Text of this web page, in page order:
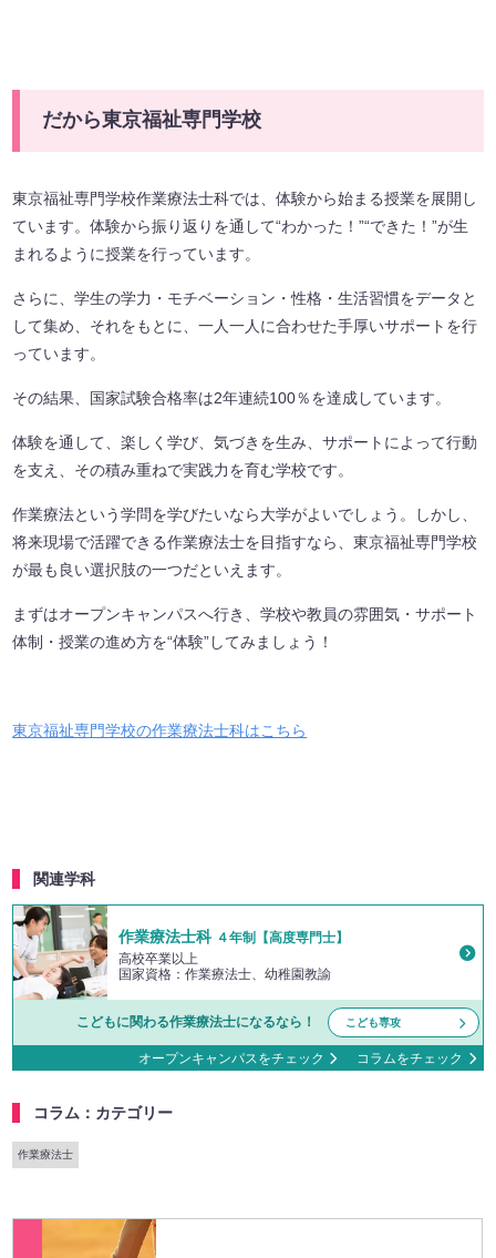
だから東京福祉専門学校
東京福祉専門学校作業療法士科では、体験から始まる授業を展開し
ています。体験から振り返りを通して“わかった！”“できた！”が生
まれるように授業を行っています。
さらに、学生の学力・モチベーション・性格・生活習慣をデータと
して集め、それをもとに、一人一人に合わせた手厚いサポートを行
っています。
その結果、国家試験合格率は2年連続100％を達成しています。
体験を通して、楽しく学び、気づきを生み、サポートによって行動
を支え、その積み重ねで実践力を育む学校です。
作業療法という学問を学びたいなら大学がよいでしょう。しかし、
将来現場で活躍できる作業療法士を目指すなら、東京福祉専門学校
が最も良い選択肢の一つだといえます。
まずはオープンキャンパスへ行き、学校や教員の雰囲気・サポート
体制・授業の進め方を“体験”してみましょう！
東京福祉専門学校の作業療法士科はこちら
関連学科
作業療法士科 ４年制【高度専門士】
高校卒業以上
国家資格：作業療法士、幼稚園教諭
こどもに関わる作業療法士になるなら！ こども専攻
オープンキャンパスをチェック コラムをチェック
コラム：カテゴリー
作業療法士